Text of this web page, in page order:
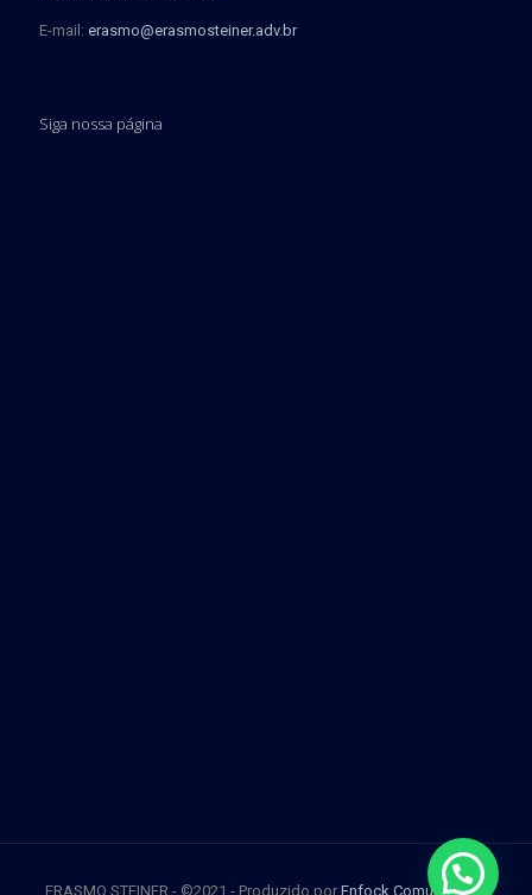
E-mail: erasmo@erasmosteiner.adv.br
Siga nossa página
ERASMO STEINER - ©2021 - Produzido por Enfock Comunicação